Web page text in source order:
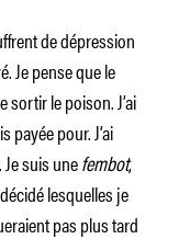
de dépression
Je pense que le
sortir le poison. J’ai
payée pour. J’ai
Je suis unefembot,
lesquelles je
pas plus tard